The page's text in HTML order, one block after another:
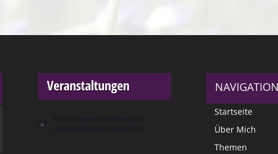
Veranstaltungen
Hinweis
NAVIGATION
Startseite
Über Mich
Themen